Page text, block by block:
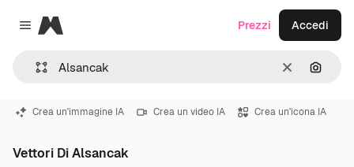
Close menu
Magnific
CancellaCerca
Prezzi Accedi
Crea un'immagine IA Crea un video IA Crea un'icona IA
Vettori Di Alsancak